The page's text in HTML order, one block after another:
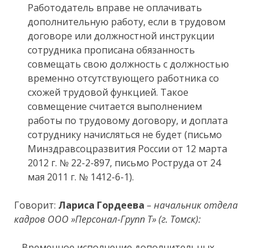
Работодатель вправе не оплачивать
дополнительную работу, если в трудовом
договоре или должностной инструкции
сотрудника прописана обязанность
совмещать свою должность с должностью
временно отсутствующего работника со
схожей трудовой функцией. Такое
совмещение считается выполнением
работы по трудовому договору, и доплата
сотруднику начисляться не будет (письмо
Минздравсоцразвития России от 12 марта
2012 г. № 22-2-897, письмо Роструда от 24
мая 2011 г. № 1412-6-1).
Говорит: Лариса Гордеева – начальник отдела
кадров ООО »Персонал-Групп Т» (г. Томск):